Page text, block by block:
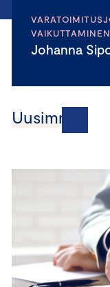
Johanna
Uusimmat